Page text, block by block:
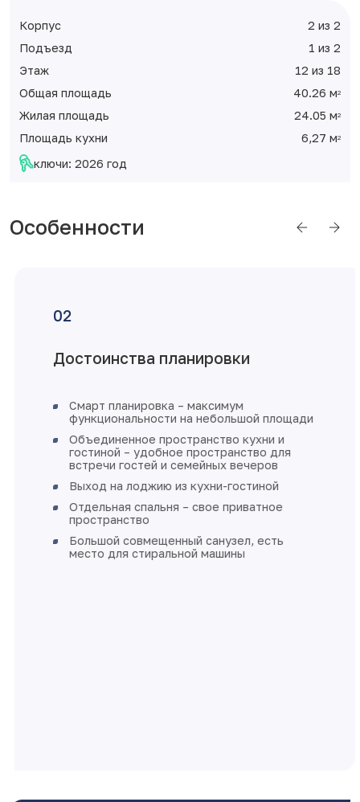
Корпус
2 из 2
Подъезд
1 из 2
Этаж
12 из 18
Общая площадь
40.26 м2
Жилая площадь 24.05 м2
Площадь кухни 6,27 м2
ключи: 2026 год
Особенности
Достоинства планировки
Смарт планировка – максимум
функциональности на небольшой площади
Объединенное пространство кухни и
гостиной – удобное пространство для
встречи гостей и семейных вечеров
Выход на лоджию из кухни-гостиной
Отдельная спальня – свое приватное
пространство
Большой совмещенный санузел, есть
место для стиральной машины